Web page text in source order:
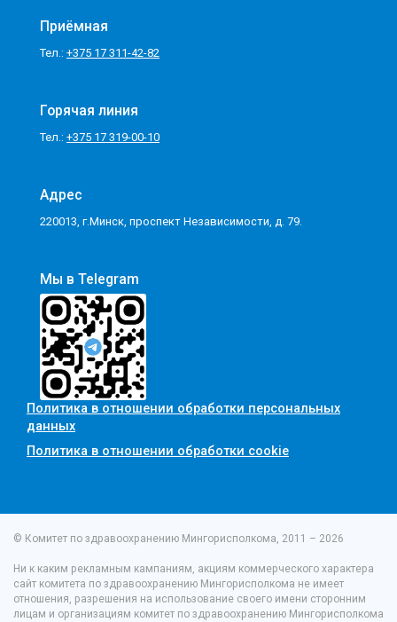
Приёмная
Тел.: +375 17 311-42-82
Горячая линия
Тел.: +375 17 319-00-10
Адрес
220013, г.Минск, проспект Независимости, д. 79.
Мы в Telegram
Политика в отношении обработки персональных
данных
Политика в отношении обработки cookie
© Комитет по здравоохранению Мингорисполкома, 2011 – 2026
Ни к каким рекламным кампаниям, акциям коммерческого характера
сайт комитета по здравоохранению Мингорисполкома не имеет
отношения, разрешения на использование своего имени сторонним
лицам и организациям комитет по здравоохранению Мингорисполкома